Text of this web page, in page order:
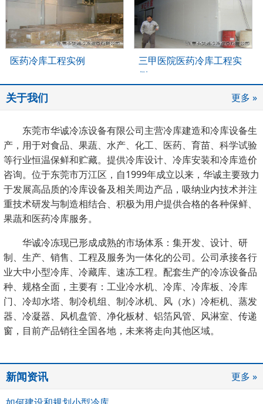
医药冷库工程实例
三甲医院医药冷库工程实
例
关于我们 更多 »
东莞市华诚冷冻设备有限公司主营冷库建造和冷库设备生
产，用于对食品、果蔬、水产、化工、医药、育苗、科学试验
等行业恒温保鲜和贮藏。提供冷库设计、冷库安装和冷库造价
咨询。位于东莞市万江区，自1999年成立以来，华诚主要致力
于发展高品质的冷库设备及相关周边产品，吸纳业内技术并注
重技术研发与制造相结合、积极为用户提供合格的各种保鲜、
果蔬和医药冷库服务。
华诚冷冻现已形成成熟的市场体系：集开发、设计、研
制、生产、销售、工程及服务为一体化的公司。公司承接各行
业大中小型冷库、冷藏库、速冻工程。配套生产的冷冻设备品
种、规格全面，主要有：工业冷水机、冷库、冷库板、冷库
门、冷却水塔、制冷机组、制冷冰机、风（水）冷柜机、蒸发
器、冷凝器、风机盘管、净化板材、铝箔风管、风淋室、传递
窗， 目前产品销往全国各地，未来将走向其他区域。
新闻资讯
更多 »